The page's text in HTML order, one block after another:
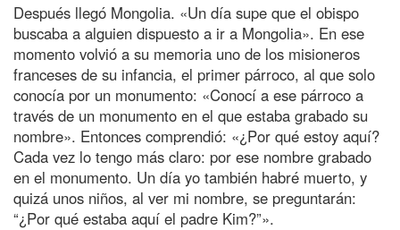
Después llegó Mongolia. «Un día supe que el obispo
buscaba a alguien dispuesto a ir a Mongolia». En ese
momento volvió a su memoria uno de los misioneros
franceses de su infancia, el primer párroco, al que solo
conocía por un monumento: «Conocí a ese párroco a
través de un monumento en el que estaba grabado su
nombre». Entonces comprendió: «¿Por qué estoy aquí?
Cada vez lo tengo más claro: por ese nombre grabado
en el monumento. Un día yo también habré muerto, y
quizá unos niños, al ver mi nombre, se preguntarán:
“¿Por qué estaba aquí el padre Kim?”».